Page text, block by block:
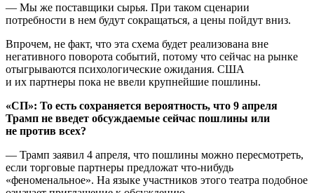
— Мы же поставщики сырья. При таком сценарии
потребности в нем будут сокращаться, а цены пойдут вниз.
Впрочем, не факт, что эта схема будет реализована вне
негативного поворота событий, потому что сейчас на рынке
отыгрываются психологические ожидания. США
и их партнеры пока не ввели крупнейшие пошлины.
«СП»: То есть сохраняется вероятность, что 9 апреля
Трамп не введет обсуждаемые сейчас пошлины или
не против всех?
— Трамп заявил 4 апреля, что пошлины можно пересмотреть,
если торговые партнеры предложат что-нибудь
«феноменальное». На языке участников этого театра подобное